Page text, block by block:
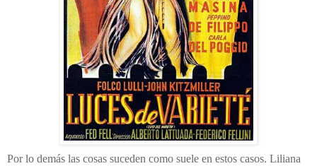
Por lo demás las cosas suceden como suele en estos casos. Liliana